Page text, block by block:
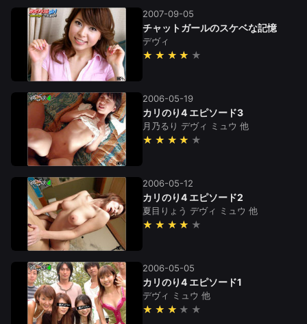
2007-09-05
チャットガールのスケベな記憶
デヴィ
★★★★
2006-05-19
カリのり4 エピソード3
月乃るり デヴィ ミュウ 他
★★★★
2006-05-12
カリのり4 エピソード2
夏目りょう デヴィ ミュウ 他
★★★★
2006-05-05
カリのり4 エピソード1
デヴィ ミュウ 他
★★★